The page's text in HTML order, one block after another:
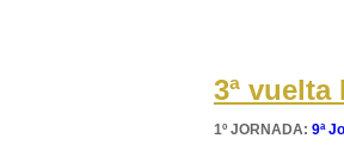
3ª vuelta
1º JORNADA: 9ª